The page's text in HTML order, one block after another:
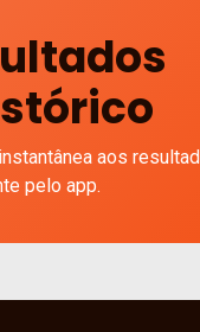
aos
pelo app.